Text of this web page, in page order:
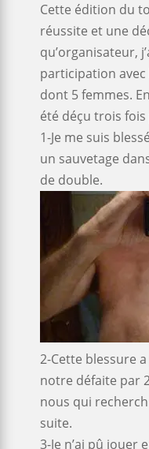
Cette édition du
réussite et une
qu’organisateur,
participation
dont 5 femmes.
été déçu trois fois
1-Je me suis
un sauvetage
de double.
2-Cette blessure
notre défaite par
nous qui
suite.
3-Je n’ai pû